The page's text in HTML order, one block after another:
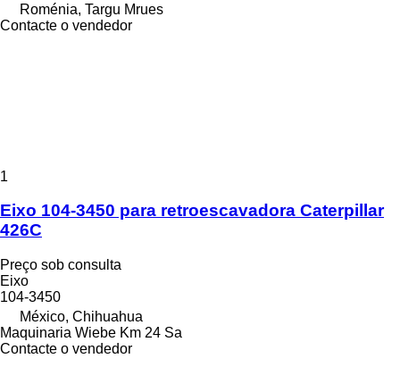
Roménia, Targu Mrues
Contacte o vendedor
1
Eixo 104-3450 para retroescavadora Caterpillar
426C
Preço sob consulta
Eixo
104-3450
México, Chihuahua
Maquinaria Wiebe Km 24 Sa
Contacte o vendedor